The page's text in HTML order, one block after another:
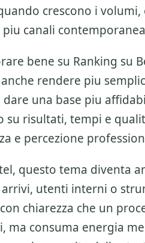
crescono i
canali
bene su Ranking su
rendere piu
una base piu
risultati, tempi e
e percezione
questo tema diventa
arrivi, utenti interni o
chiarezza che un
ma consuma energia